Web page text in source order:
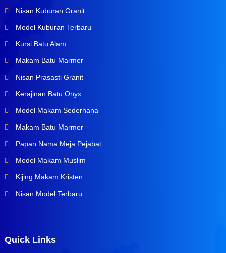
Nisan Kuburan Granit
Model Kuburan Terbaru
Kursi Batu Alam
Makam Batu Marmer
Nisan Prasasti Granit
Kerajinan Batu Onyx
Model Makam Sederhana
Makam Batu Marmer
Papan Nama Meja Pejabat
Model Makam Muslim
Kijing Makam Kristen
Nisan Model Terbaru
Quick Links